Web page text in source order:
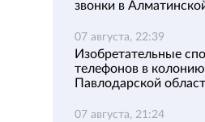
звонки в
07 августа, 22:39
Изобретательные
телефонов в
Павлодарской
07 августа, 21:24